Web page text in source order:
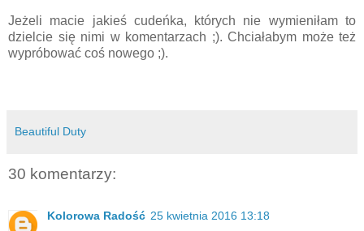
Jeżeli macie jakieś cudeńka, których nie wymieniłam to
dzielcie się nimi w komentarzach ;). Chciałabym może też
wypróbować coś nowego ;).
Beautiful Duty
30 komentarzy:
Kolorowa Radość 25 kwietnia 2016 13:18